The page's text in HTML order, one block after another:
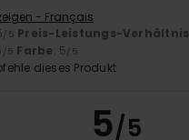
- Français
/5 Preis-Leistungs-Verhältnis
/5 Farbe: 5/5
dieses Produkt
5/5